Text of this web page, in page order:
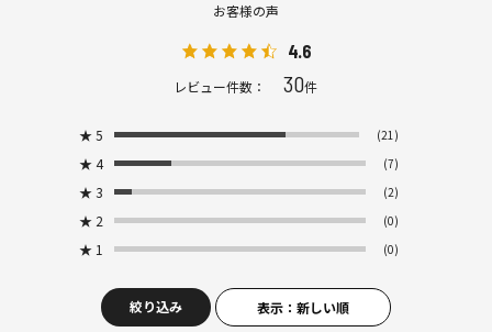
お客様の声
4.6
レビュー件数： 30件
★ 5 (21)
★ 4 (7)
★ 3 (2)
★ 2 (0)
★ 1 (0)
絞り込み 表示：新しい順